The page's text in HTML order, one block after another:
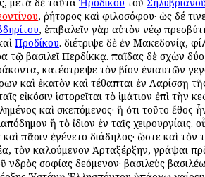
, ῥήτορος καὶ φιλοσόφου· ὡς δέ
, ἐπιβαλεῖν γὰρ αὐτὸν νέῳ
Προδίκου. διέτριψε δὲ ἐν Μακεδονίᾳ,
τῷ βασιλεῖ Περδίκκᾳ. παῖδας δὲ σχὼν
κατέστρεψε τὸν βίον ἐνιαυτῶν
καὶ ἑκατὸν καὶ τέθαπται ἐν Λαρίσσῃ
εἰκόσιν ἱστορεῖται τὸ ἱμάτιον ἐπὶ τὴν
καὶ σκεπόμενος· ἢ ὅτι τοῦτο ἔθος
ἢ τὸ ἴδιον ἐν ταῖς χειρουργίαις.
πᾶσιν ἐγένετο διάδηλος· ὥστε καὶ
τὸν καλούμενον Ἀρταξέρξην, γράψαι
ἀνδρὸς σοφίας δεόμενον· βασιλεὺς